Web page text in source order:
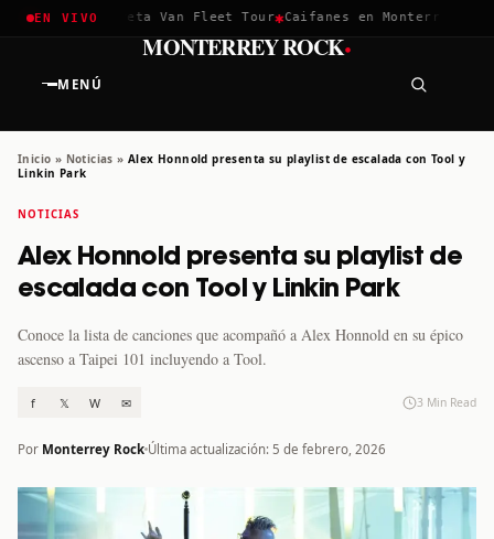
EN VIVO
2026 ✱Greta Van Fleet Tour✱Caifanes en Monterrey · 12
MENÚ
MONTERREY ROCK·
Inicio » Noticias » Alex Honnold presenta su playlist de escalada con Tool y
Linkin Park
NOTICIAS
Alex Honnold presenta su playlist de
escalada con Tool y Linkin Park
Conoce la lista de canciones que acompañó a Alex Honnold en su épico
ascenso a Taipei 101 incluyendo a Tool.
f 𝕏 W ✉ 3 Min Read
Por Monterrey Rock Última actualización: 5 de febrero, 2026